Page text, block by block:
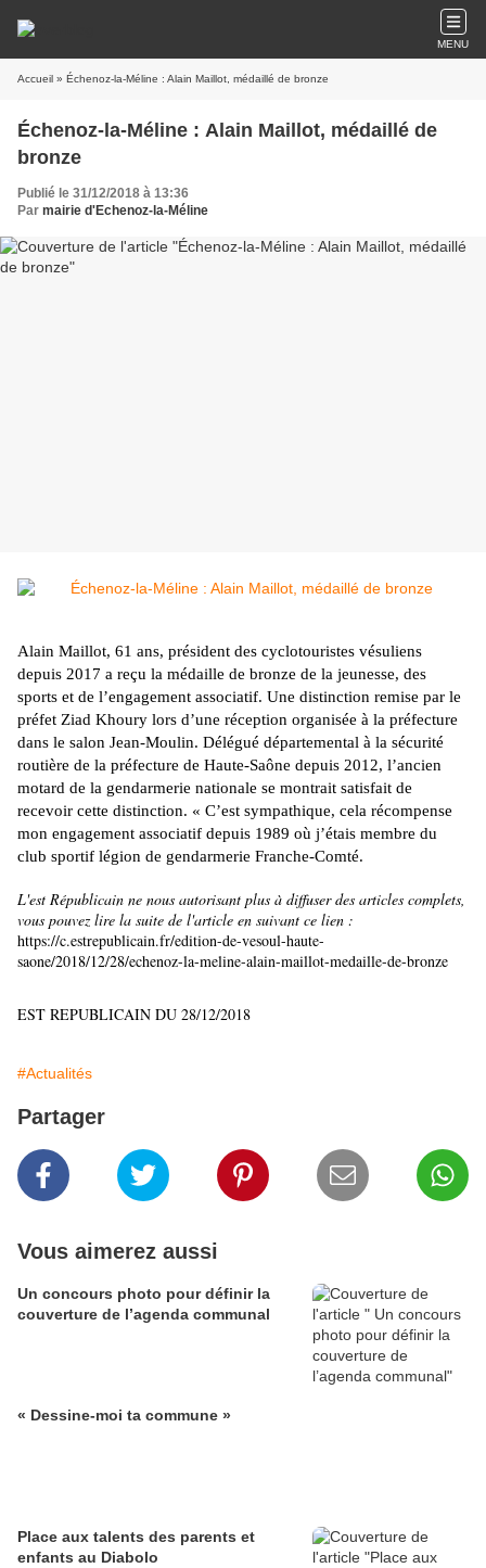
MENU
Accueil » Échenoz-la-Méline : Alain Maillot, médaillé de bronze
Échenoz-la-Méline : Alain Maillot, médaillé de
bronze
Publié le 31/12/2018 à 13:36
Par mairie d'Echenoz-la-Méline
Alain Maillot, 61 ans, président des cyclotouristes vésuliens
depuis 2017 a reçu la médaille de bronze de la jeunesse, des
sports et de l’engagement associatif. Une distinction remise par le
préfet Ziad Khoury lors d’une réception organisée à la préfecture
dans le salon Jean-Moulin. Délégué départemental à la sécurité
routière de la préfecture de Haute-Saône depuis 2012, l’ancien
motard de la gendarmerie nationale se montrait satisfait de
recevoir cette distinction. « C’est sympathique, cela récompense
mon engagement associatif depuis 1989 où j’étais membre du
club sportif légion de gendarmerie Franche-Comté.
L'est Républicain ne nous autorisant plus à diffuser des articles complets,
vous pouvez lire la suite de l'article en suivant ce lien :
https://c.estrepublicain.fr/edition-de-vesoul-haute-
saone/2018/12/28/echenoz-la-meline-alain-maillot-medaille-de-bronze
EST REPUBLICAIN DU 28/12/2018
#Actualités
Partager
Vous aimerez aussi
Un concours photo pour définir la
couverture de l’agenda communal
« Dessine-moi ta commune »
Place aux talents des parents et
enfants au Diabolo